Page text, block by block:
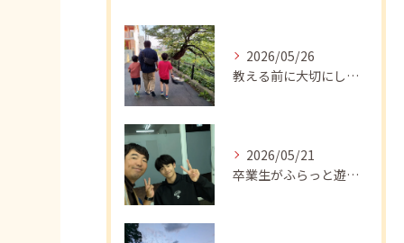
2026/05/26
教える前に大切にしたいこと
2026/05/21
卒業生がふらっと遊びに来てくれました